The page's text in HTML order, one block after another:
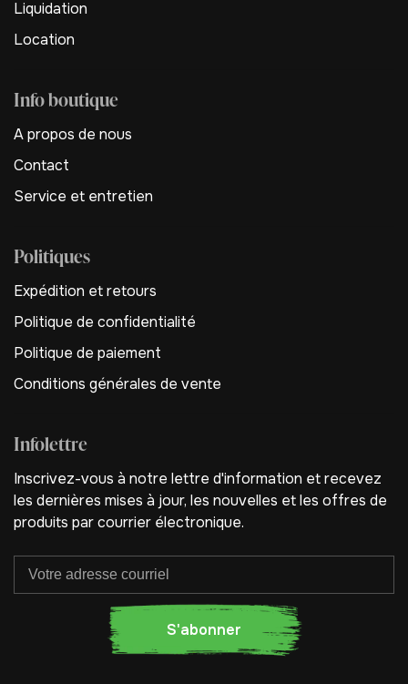
Liquidation
Location
Info boutique
A propos de nous
Contact
Service et entretien
Politiques
Expédition et retours
Politique de confidentialité
Politique de paiement
Conditions générales de vente
Infolettre
Inscrivez-vous à notre lettre d'information et recevez
les dernières mises à jour, les nouvelles et les offres de
produits par courrier électronique.
S'abonner